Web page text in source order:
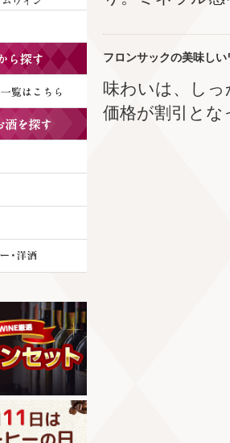
フロンサックの美味しい
味わいは、し
価格が割引とな